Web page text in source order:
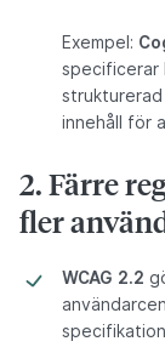
Exempel:
specificerar
innehåll för
2. Färre
fler
WCAG 2.2